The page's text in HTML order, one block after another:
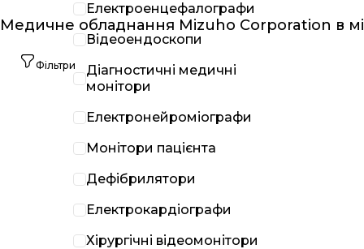
Медичне обладнання Mizuho Corporation в
Фільтри
Електроенцефалографи
Відеоендоскопи
Діагностичні медичні
монітори
Електронейроміографи
Монітори пацієнта
Дефібрилятори
Електрокардіографи
Хірургічні відеомонітори